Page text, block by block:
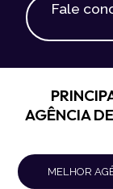
Fale
AGÊNCIA
MELHOR